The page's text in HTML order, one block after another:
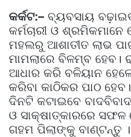
କର୍କଟ:– ବ୍ୟବସାୟ
କର୍ମଚାରୀ ଓ
ମହଲରୁ ଆଶାତୀତ ଲାଭ
ମାମଲାରେ ବିଳମ୍ବ ହେବ।
ଆଧାର କରି ବଳିୟାନ
କରିବା କାଠିକର ପାଠ
ଦିନଟି କଟାଇବେ
ଓ ସାକ୍ଷାତ୍କାରରେ
ଗହମ ପିଲାଙ୍କୁ ବାଣ୍ଟନ୍ତୁ ।